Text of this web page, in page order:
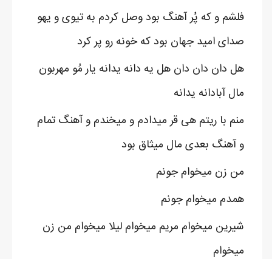
فلشم و که پُر آهنگ بود وصل کردم به تیوی و یهو
صدای امید جهان بود که خونه رو پر کرد
هل دان دان دان هل یه دانه یدانه یار مُو مهربون
مال آبادانه یدانه
منم با ریتم هی قر میدادم و میخندم و آهنگ تمام
و آهنگ بعدی مال میثاق بود
من زن میخوام جونم
همدم میخوام جونم
شیرین میخوام مریم میخوام لیلا میخوام من زن
میخوام